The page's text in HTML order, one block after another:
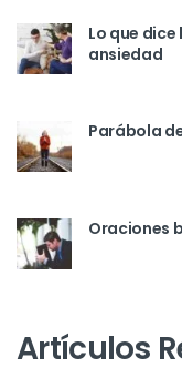
Lo que
ansiedad
Parábola
Oraciones
Artículos